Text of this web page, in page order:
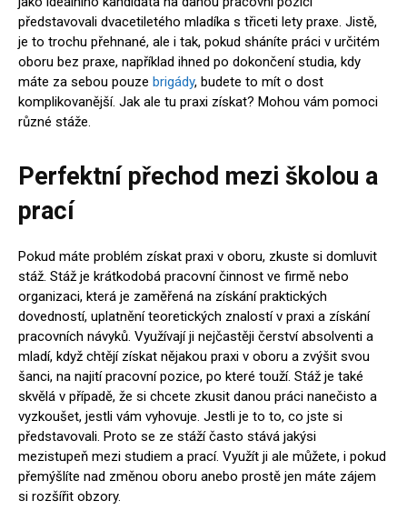
představovali dvacetiletého mladíka s třiceti lety praxe. Jistě,
je to trochu přehnané, ale i tak, pokud sháníte práci v určitém
oboru bez praxe, například ihned po dokončení studia, kdy
máte za sebou pouze brigády, budete to mít o dost
komplikovanější. Jak ale tu praxi získat? Mohou vám pomoci
různé stáže.
Perfektní přechod mezi školou a
prací
Pokud máte problém získat praxi v oboru, zkuste si domluvit
stáž. Stáž je krátkodobá pracovní činnost ve firmě nebo
organizaci, která je zaměřená na získání praktických
dovedností, uplatnění teoretických znalostí v praxi a získání
pracovních návyků. Využívají ji nejčastěji čerství absolventi a
mladí, když chtějí získat nějakou praxi v oboru a zvýšit svou
šanci, na najití pracovní pozice, po které touží. Stáž je také
skvělá v případě, že si chcete zkusit danou práci nanečisto a
vyzkoušet, jestli vám vyhovuje. Jestli je to to, co jste si
představovali. Proto se ze stáží často stává jakýsi
mezistupeň mezi studiem a prací. Využít ji ale můžete, i pokud
přemýšlíte nad změnou oboru anebo prostě jen máte zájem
si rozšířit obzory.